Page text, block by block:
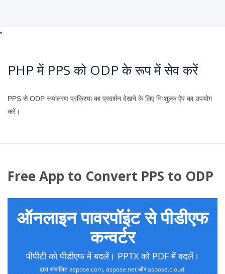
PHP में PPS को ODP के रूप में सेव करें
PPS से ODP रूपांतरण प्रक्रिया का प्रदर्शन देखने के लिए निःशुल्क ऐप का उपयोग
करें।
Free App to Convert PPS to ODP